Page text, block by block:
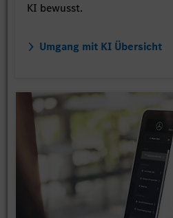
KI bewusst.
Umgang mit KI Übersicht